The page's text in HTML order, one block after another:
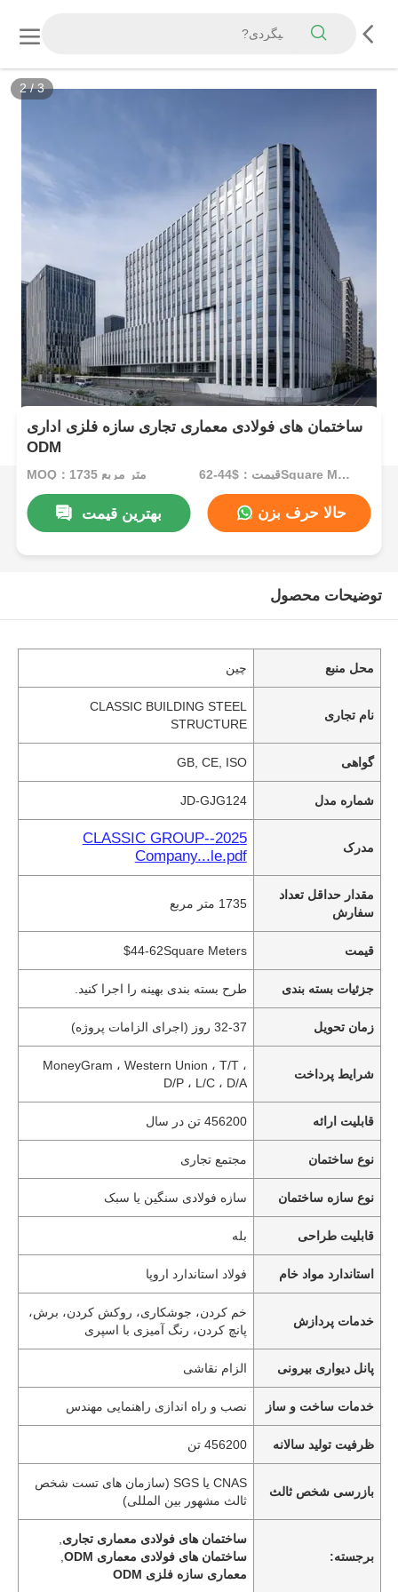
2/3
ساختمان های فولادی معماری تجاری سازه فلزی اداری
ODM
MOQ：1735 متر مربع قیمت：$44-62Square Meters
بهترین قیمت حالا حرف بزن
توضیحات محصول
محل منبع چین
نام تجاری
CLASSIC BUILDING STEEL
STRUCTURE
گواهی GB, CE, ISO
شماره مدل JD-GJG124
مدرک
2025--CLASSIC GROUP
Company...le.pdf
مقدار حداقل تعداد
سفارش
1735 متر مربع
قیمت $44-62Square Meters
جزئیات بسته بندی طرح بسته بندی بهینه را اجرا کنید.
زمان تحویل 32-37 روز (اجرای الزامات پروژه)
شرایط پرداخت
MoneyGram ، Western Union ، T/T ،
D/P ، L/C ، D/A
قابلیت ارائه 456200 تن در سال
نوع ساختمان مجتمع تجاری
نوع سازه ساختمان سازه فولادی سنگین یا سبک
قابلیت طراحی بله
استاندارد مواد خام فولاد استاندارد اروپا
خدمات پردازش
خم کردن، جوشکاری، روکش کردن، برش،
پانچ کردن، رنگ آمیزی با اسپری
پانل دیواری بیرونی الزام نقاشی
خدمات ساخت و ساز نصب و راه اندازی راهنمایی مهندس
ظرفیت تولید سالانه 456200 تن
بازرسی شخص ثالث
CNAS یا SGS (سازمان های تست شخص
ثالث مشهور بین المللی)
برجسته:
ساختمان های فولادی معماری تجاری
ساختمان های فولادی معماری ODM
معماری سازه فلزی ODM